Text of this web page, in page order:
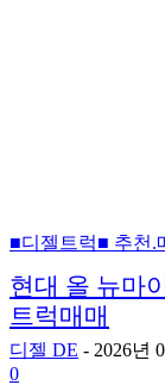
■디젤트럭■ 추천.
현대 올 뉴마
트럭매매
디젤 DE - 2026년
0